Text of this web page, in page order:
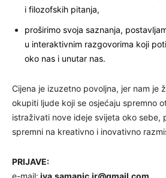
i filozofskih pitanja,
proširimo svoja saznanja,
u interaktivnim razgovorima koji
oko nas i unutar nas.
Cijena je izuzetno povoljna, jer nam je
okupiti ljude koji se osjećaju spremno
istraživati nove ideje svijeta oko sebe,
spremni na kreativno i inovativno
PRIJAVE:
e-mail: iva.samanic.jr@gmail.com